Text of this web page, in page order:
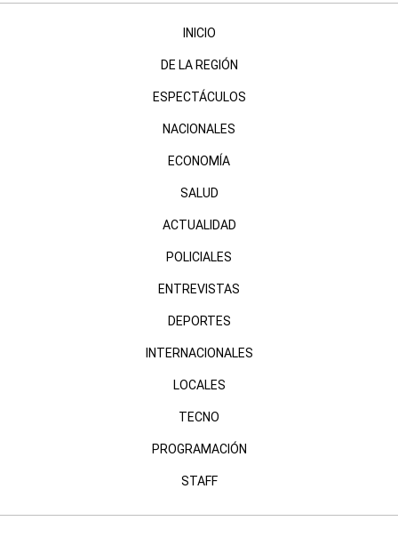
INICIO
DE LA REGIÓN
ESPECTÁCULOS
NACIONALES
ECONOMÍA
SALUD
ACTUALIDAD
POLICIALES
ENTREVISTAS
DEPORTES
INTERNACIONALES
LOCALES
TECNO
PROGRAMACIÓN
STAFF